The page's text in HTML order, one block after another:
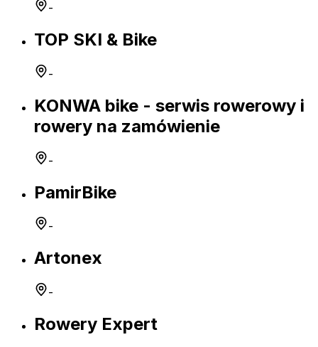
-
TOP SKI & Bike
-
KONWA bike - serwis rowerowy i
rowery na zamówienie
-
PamirBike
-
Artonex
-
Rowery Expert